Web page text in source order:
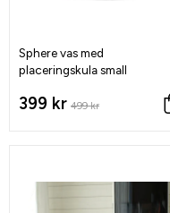
Sphere vas med
placeringskula small
399 kr 499 kr